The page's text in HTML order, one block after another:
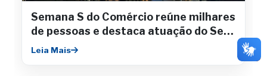
Semana S do Comércio reúne milhares
de pessoas e destaca atuação do Sesc
Sergipe
Leia Mais